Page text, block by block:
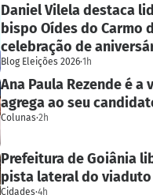
Daniel Vilela destaca
bispo Oídes do Carmo
celebração de
Blog Eleições 2026·1h
Ana Paula Rezende é a
agrega ao seu
Colunas·2h
Prefeitura de Goiânia
pista lateral do
Cidades·4h